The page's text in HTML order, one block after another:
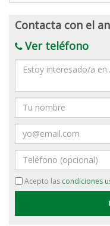
Contacta con el
Ver teléfono
Mensaje
Nombre
Email
Teléfono
Acepto las condiciones